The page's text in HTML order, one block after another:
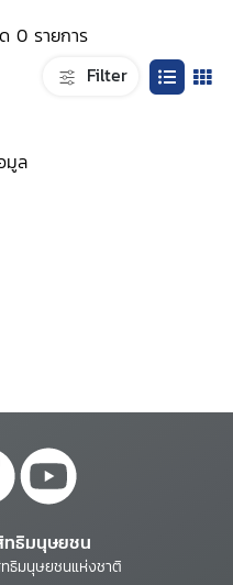
0 รายการ
Filter
มูล
ทธิมนุษยชน
ธิมนุษยชนแห่งชาติ